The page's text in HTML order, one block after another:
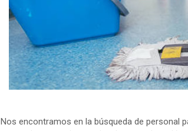
Nos encontramos en la búsqueda de personal